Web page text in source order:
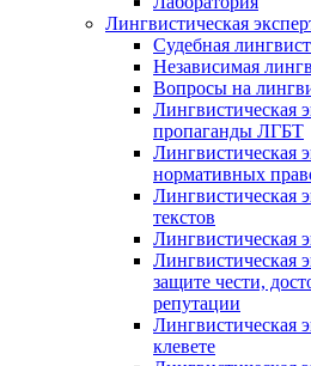
Лингвистическая
Судебная
Независимая
Вопросы на
Лингвистическая
пропаганды ЛГБТ
Лингвистическая
нормативных
Лингвистическая
текстов
Лингвистическая
Лингвистическая
защите чести,
репутации
Лингвистическая
клевете